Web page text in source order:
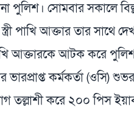
পুলিশ। সোমবার সকালে
পাখি আক্তার তার
আক্তারকে আটক করে পুলিশ।
ভারপ্রাপ্ত কর্মকর্তা
তল্লাশী করে ২০০ পিস